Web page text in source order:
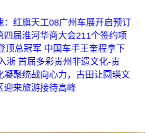
：红旗天工08广州车展开启预订
四届淮河华商大会211个签约项
顶总冠军 中国车手王奎程拿下
浙 首届多彩贵州非遗文化-贵
凝聚统战向心力，古田让圆瑛文
迎来旅游接待高峰